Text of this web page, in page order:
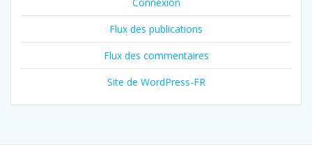
Connexion
Flux des publications
Flux des commentaires
Site de WordPress-FR